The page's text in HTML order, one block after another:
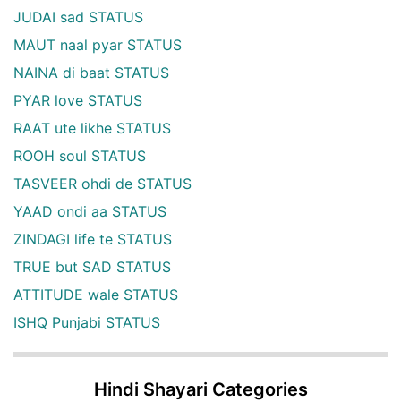
JUDAI sad STATUS
MAUT naal pyar STATUS
NAINA di baat STATUS
PYAR love STATUS
RAAT ute likhe STATUS
ROOH soul STATUS
TASVEER ohdi de STATUS
YAAD ondi aa STATUS
ZINDAGI life te STATUS
TRUE but SAD STATUS
ATTITUDE wale STATUS
ISHQ Punjabi STATUS
Hindi Shayari Categories